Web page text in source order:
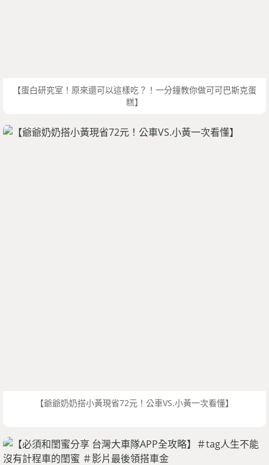
【蛋白研究室！原來還可以這樣吃？！一分鐘教你做可可巴斯克蛋
糕】
【爺爺奶奶搭小黃現省72元！公車VS.小黃一次看懂】